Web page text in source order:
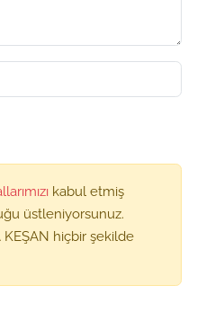
kabul etmiş
üstleniyorsunuz.
KEŞAN hiçbir şekilde